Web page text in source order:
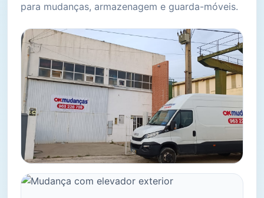
para mudanças, armazenagem e guarda-móveis.